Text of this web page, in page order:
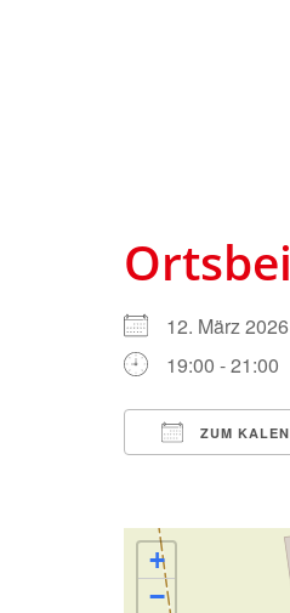
12. März
19:00 - 21:00
ZUM
+
−